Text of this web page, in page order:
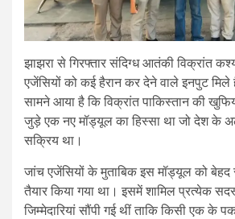
झाझरा से गिरफ्तार संदिग्ध आतंकी विक्रांत
एजेंसियों को कई हैरान कर देने वाले इनपुट
सामने आया है कि विक्रांत पाकिस्तान की
जुड़े एक नए मॉड्यूल का हिस्सा था जो देश के
सक्रिय था।
जांच एजेंसियों के मुताबिक इस मॉड्यूल को बेहद
तैयार किया गया था। इसमें शामिल प्रत्येक
जिम्मेदारियां सौंपी गई थीं ताकि किसी एक के